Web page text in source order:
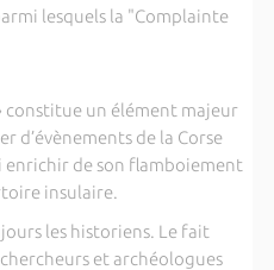
lesquels la "Complainte
constitue un élément majeur
d’évènements de la Corse
enrichir de son flamboiement
insulaire.
les historiens. Le fait
et archéologues